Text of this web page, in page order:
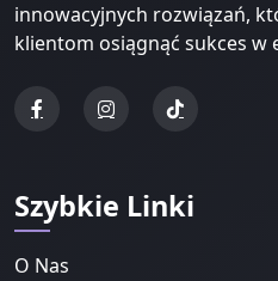
innowacyjnych rozwiązań,
klientom osiągnąć sukces w
Szybkie Linki
O Nas